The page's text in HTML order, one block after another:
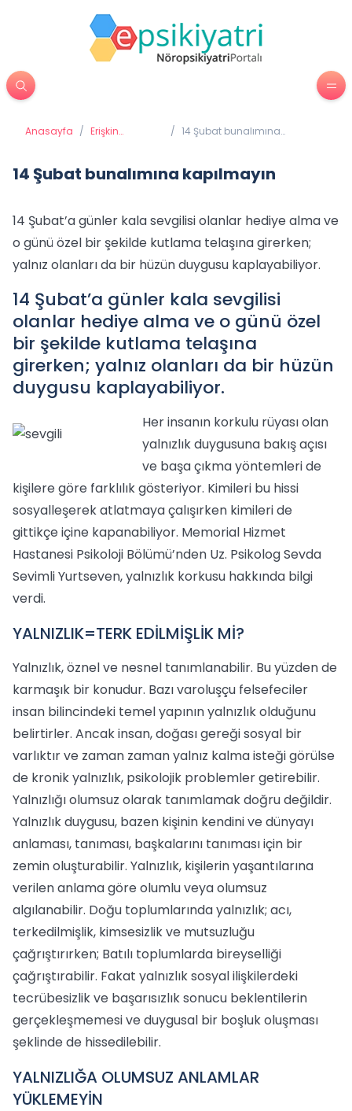
Anasayfa / Erişkin
/ 14 Şubat bunalımına
14 Şubat bunalımına kapılmayın
14 Şubat’a günler kala sevgilisi olanlar hediye alma ve
o günü özel bir şekilde kutlama telaşına girerken;
yalnız olanları da bir hüzün duygusu kaplayabiliyor.
14 Şubat’a günler kala sevgilisi
olanlar hediye alma ve o günü özel
bir şekilde kutlama telaşına
girerken; yalnız olanları da bir hüzün
duygusu kaplayabiliyor.
Her insanın korkulu rüyası olan
yalnızlık duygusuna bakış açısı
ve başa çıkma yöntemleri de
kişilere göre farklılık gösteriyor. Kimileri bu hissi
sosyalleşerek atlatmaya çalışırken kimileri de
gittikçe içine kapanabiliyor. Memorial Hizmet
Hastanesi Psikoloji Bölümü’nden Uz. Psikolog Sevda
Sevimli Yurtseven, yalnızlık korkusu hakkında bilgi
verdi.
YALNIZLIK=TERK EDİLMİŞLİK Mİ?
Yalnızlık, öznel ve nesnel tanımlanabilir. Bu yüzden de
karmaşık bir konudur. Bazı varoluşçu felsefeciler
insan bilincindeki temel yapının yalnızlık olduğunu
belirtirler. Ancak insan, doğası gereği sosyal bir
varlıktır ve zaman zaman yalnız kalma isteği görülse
de kronik yalnızlık, psikolojik problemler getirebilir.
Yalnızlığı olumsuz olarak tanımlamak doğru değildir.
Yalnızlık duygusu, bazen kişinin kendini ve dünyayı
anlaması, tanıması, başkalarını tanıması için bir
zemin oluşturabilir. Yalnızlık, kişilerin yaşantılarına
verilen anlama göre olumlu veya olumsuz
algılanabilir. Doğu toplumlarında yalnızlık; acı,
terkedilmişlik, kimsesizlik ve mutsuzluğu
çağrıştırırken; Batılı toplumlarda bireyselliği
çağrıştırabilir. Fakat yalnızlık sosyal ilişkilerdeki
tecrübesizlik ve başarısızlık sonucu beklentilerin
gerçekleşmemesi ve duygusal bir boşluk oluşması
şeklinde de hissedilebilir.
YALNIZLIĞA OLUMSUZ ANLAMLAR
YÜKLEMEYİN